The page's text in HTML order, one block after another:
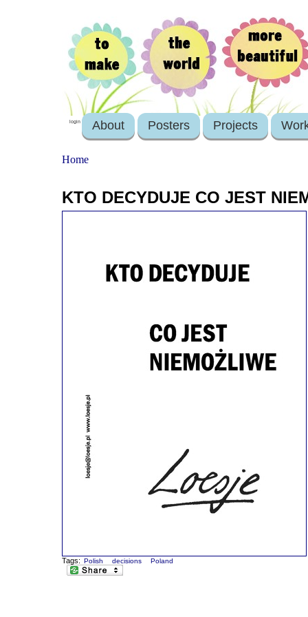
login About Posters Projects
Home
KTO DECYDUJE CO JEST
Tags: Polish decisions Poland